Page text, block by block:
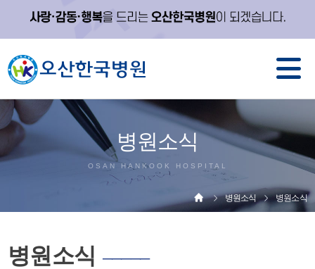
병원소식
OSAN HANKOOK HOSPITAL
병원소식 병원소식
병원소식 ─────